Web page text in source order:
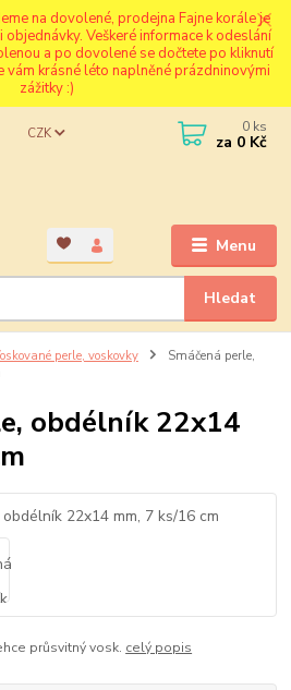
na dovolené, prodejna Fajne korále je
objednávky. Veškeré informace k odeslání
a po dovolené se dočtete po kliknutí
vám krásné léto naplněné prázdninovými
zážitky :)
Menu
CZK
Hledat
0 ks
za 0 Kč
perle, voskovky
Smáčená perle,
obdélník 22x14
průsvitný vosk. celý popis